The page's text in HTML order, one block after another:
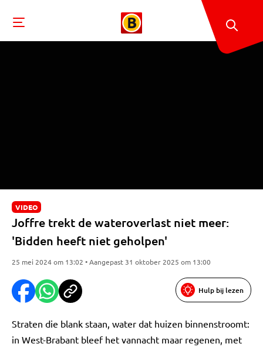
VIDEO
Joffre trekt de wateroverlast niet meer:
'Bidden heeft niet geholpen'
25 mei 2024 om 13:02 • Aangepast 31 oktober 2025 om 13:00
Hulp bij lezen
Straten die blank staan, water dat huizen binnenstroomt:
in West-Brabant bleef het vannacht maar regenen, met